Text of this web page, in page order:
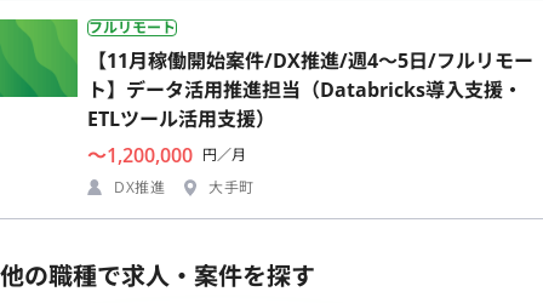
フルリモート
【11月稼働開始案件/DX推進/週4〜5日/フルリモー
ト】データ活用推進担当（Databricks導入支援・
ETLツール活用支援）
〜1,200,000 円／月
DX推進
大手町
他の職種で求人・案件を探す